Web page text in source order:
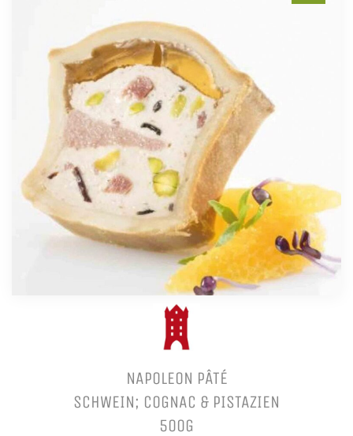
NAPOLEON PÂTÉ
SCHWEIN; COGNAC & PISTAZIEN
500G